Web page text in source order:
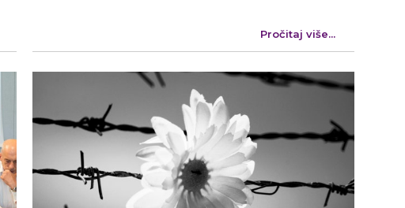
Pročitaj više...